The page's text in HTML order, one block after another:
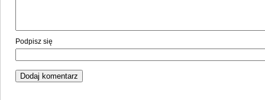
Podpisz się